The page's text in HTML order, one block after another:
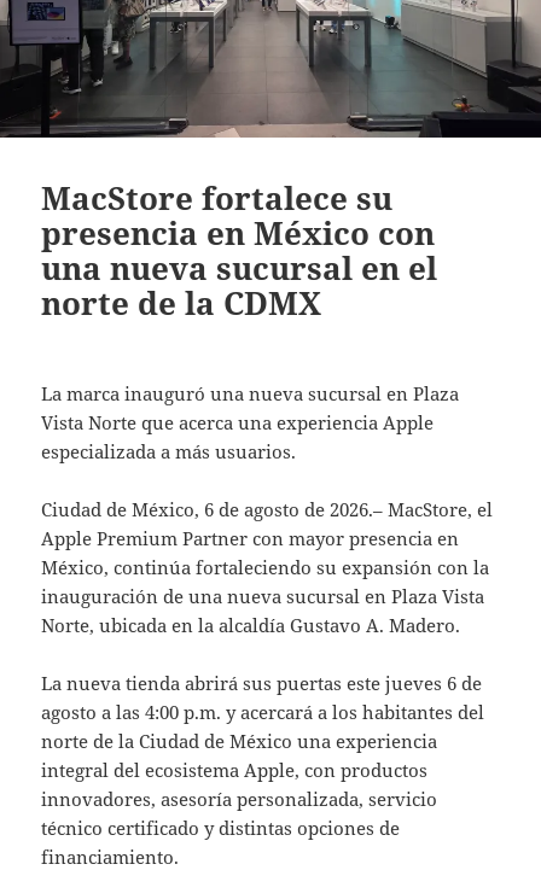
MacStore fortalece su
presencia en México con
una nueva sucursal en el
norte de la CDMX
La marca inauguró una nueva sucursal en Plaza
Vista Norte que acerca una experiencia Apple
especializada a más usuarios.
Ciudad de México, 6 de agosto de 2026.– MacStore, el
Apple Premium Partner con mayor presencia en
México, continúa fortaleciendo su expansión con la
inauguración de una nueva sucursal en Plaza Vista
Norte, ubicada en la alcaldía Gustavo A. Madero.
La nueva tienda abrirá sus puertas este jueves 6 de
agosto a las 4:00 p.m. y acercará a los habitantes del
norte de la Ciudad de México una experiencia
integral del ecosistema Apple, con productos
innovadores, asesoría personalizada, servicio
técnico certificado y distintas opciones de
financiamiento.